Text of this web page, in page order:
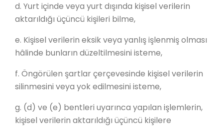
d. Yurt içinde veya yurt dışında kişisel verilerin
aktarıldığı üçüncü kişileri bilme,
e. Kişisel verilerin eksik veya yanlış işlenmiş olması
hâlinde bunların düzeltilmesini isteme,
f. Öngörülen şartlar çerçevesinde kişisel verilerin
silinmesini veya yok edilmesini isteme,
g. (d) ve (e) bentleri uyarınca yapılan işlemlerin,
kişisel verilerin aktarıldığı üçüncü kişilere